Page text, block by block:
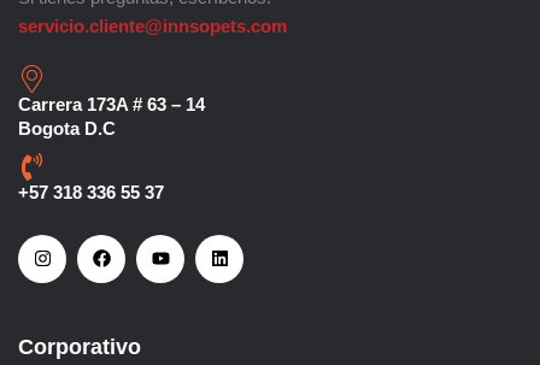
servicio.cliente@innsopets.com
Carrera 173A # 63 – 14
Bogota D.C
+57 318 336 55 37
Corporativo